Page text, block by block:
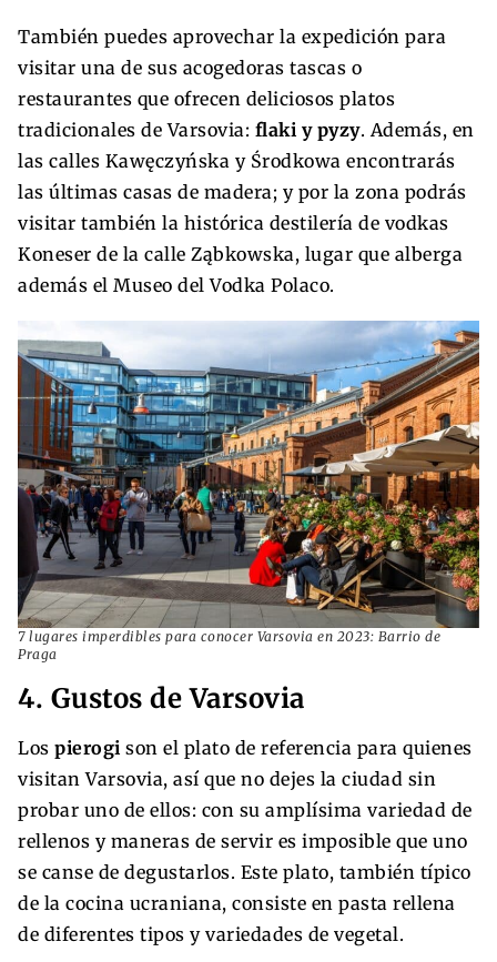
También puedes aprovechar la expedición para
visitar una de sus acogedoras tascas o
restaurantes que ofrecen deliciosos platos
tradicionales de Varsovia: flaki y pyzy. Además, en
las calles Kawęczyńska y Środkowa encontrarás
las últimas casas de madera; y por la zona podrás
visitar también la histórica destilería de vodkas
Koneser de la calle Ząbkowska, lugar que alberga
además el Museo del Vodka Polaco.
7 lugares imperdibles para conocer Varsovia en 2023: Barrio de
Praga
4. Gustos de Varsovia
Los pierogi son el plato de referencia para quienes
visitan Varsovia, así que no dejes la ciudad sin
probar uno de ellos: con su amplísima variedad de
rellenos y maneras de servir es imposible que uno
se canse de degustarlos. Este plato, también típico
de la cocina ucraniana, consiste en pasta rellena
de diferentes tipos y variedades de vegetal.